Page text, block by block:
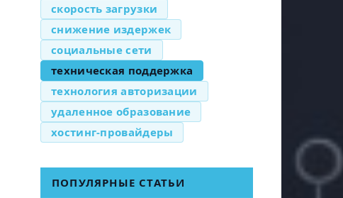
скорость загрузки
снижение издержек
социальные сети
техническая поддержка
технология авторизации
удаленное образование
хостинг-провайдеры
ПОПУЛЯРНЫЕ СТАТЬИ